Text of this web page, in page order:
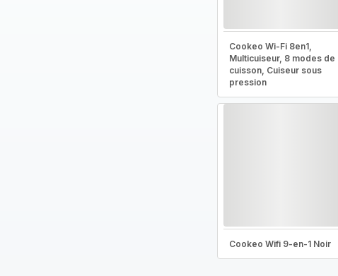
Cookeo Wi-Fi 8en1,
Multicuiseur, 8 modes de
cuisson, Cuiseur sous
pression
Cookeo Wifi 9-en-1 Noir